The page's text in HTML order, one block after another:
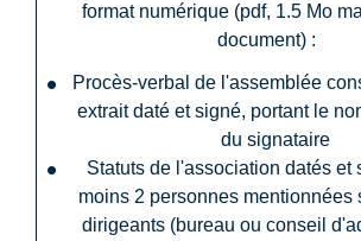
format numérique (pdf, 1.5 Mo
document) :
Procès-verbal de l'assemblée
extrait daté et signé, portant le
du signataire
Statuts de l'association datés et
moins 2 personnes mentionnées
dirigeants (bureau ou conseil